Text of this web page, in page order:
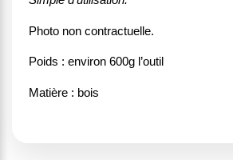
Photo non contractuelle.
Poids : environ 600g l’outil
Matière : bois